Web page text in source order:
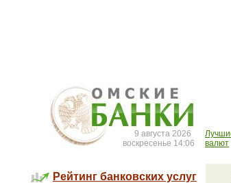
9 августа 2026
воскресенье 14:06
валют
Рейтинг банковских услуг